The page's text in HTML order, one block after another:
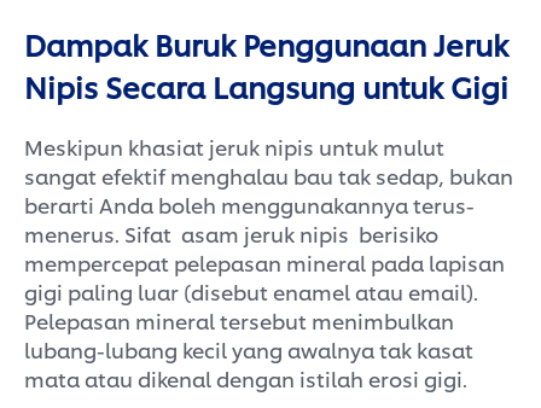
Dampak Buruk Penggunaan Jeruk
Nipis Secara Langsung untuk Gigi
Meskipun khasiat jeruk nipis untuk mulut
sangat efektif menghalau bau tak sedap, bukan
berarti Anda boleh menggunakannya terus-
menerus. Sifat asam jeruk nipis berisiko
mempercepat pelepasan mineral pada lapisan
gigi paling luar (disebut enamel atau email).
Pelepasan mineral tersebut menimbulkan
lubang-lubang kecil yang awalnya tak kasat
mata atau dikenal dengan istilah erosi gigi.